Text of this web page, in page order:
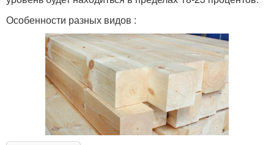
Особенности разных видов :